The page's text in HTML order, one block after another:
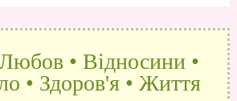
• Відносини •
• Здоров'я • Життя